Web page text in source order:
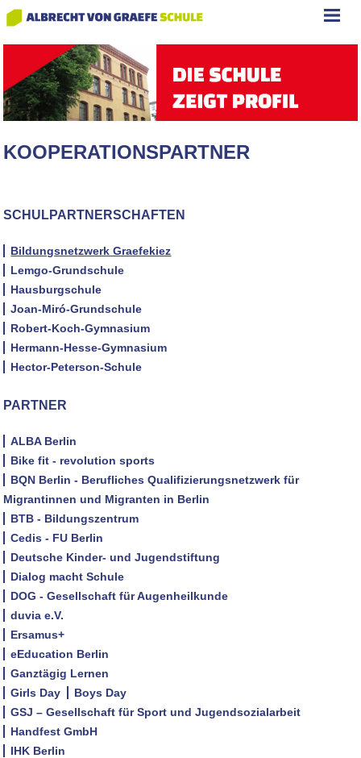
KOOPERATIONSPARTNER
SCHULPARTNERSCHAFTEN
Bildungsnetzwerk Graefekiez
Lemgo-Grundschule
Hausburgschule
Joan-Miró-Grundschule
Robert-Koch-Gymnasium
Hermann-Hesse-Gymnasium
Hector-Peterson-Schule
PARTNER
ALBA Berlin
Bike fit - revolution sports
BQN Berlin - Berufliches Qualifizierungsnetzwerk für
Migrantinnen und Migranten in Berlin
BTB - Bildungszentrum
Cedis - FU Berlin
Deutsche Kinder- und Jugendstiftung
Dialog macht Schule
DOG - Gesellschaft für Augenheilkunde
duvia e.V.
Ersamus+
eEducation Berlin
Ganztägig Lernen
Girls Day
Boys Day
GSJ – Gesellschaft für Sport und Jugendsozialarbeit
Handfest GmbH
IHK Berlin